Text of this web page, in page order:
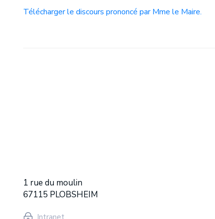
Télécharger le discours prononcé par Mme le Maire.
1 rue du moulin
67115 PLOBSHEIM
Intranet